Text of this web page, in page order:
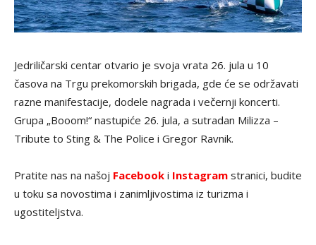
Jedriličarski centar otvario je svoja vrata 26. jula u 10
časova na Trgu prekomorskih brigada, gde će se održavati
razne manifestacije, dodele nagrada i večernji koncerti.
Grupa „Booom!“ nastupiće 26. jula, a sutradan Milizza –
Tribute to Sting & The Police i Gregor Ravnik.
Pratite nas na našoj Facebook i Instagram stranici, budite
u toku sa novostima i zanimljivostima iz turizma i
ugostiteljstva.